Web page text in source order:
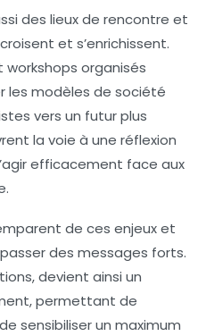
des lieux de rencontre et
et s’enrichissent.
organisés
modèles de société
vers un futur plus
la voie à une réflexion
efficacement face aux
de ces enjeux et
des messages forts.
devient ainsi un
permettant de
sensibiliser un maximum